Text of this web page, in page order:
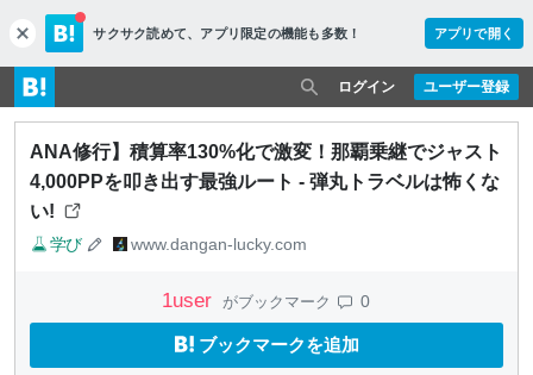
c
l
o
s
e
サクサク読めて、 アプリ限定の機能も多数！ アプリで開く
ユーザー登録
ログイン
ANA修行】積算率130%化で激変！那覇乗継でジャスト
4,000PPを叩き出す最強ルート - 弾丸トラベルは怖くな
い!
学び www.dangan-lucky.com
1user がブックマーク 0
ブックマークを追加